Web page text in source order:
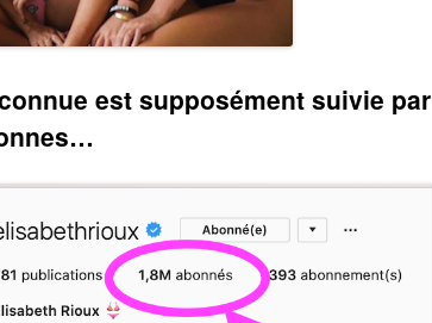
est supposément suivie par